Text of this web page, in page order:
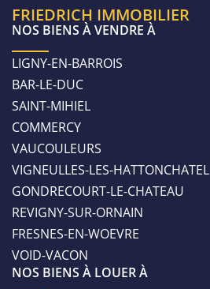
FRIEDRICH IMMOBILIER
NOS BIENS À VENDRE À
LIGNY-EN-BARROIS
BAR-LE-DUC
SAINT-MIHIEL
COMMERCY
VAUCOULEURS
VIGNEULLES-LES-HATTONCHATEL
GONDRECOURT-LE-CHATEAU
REVIGNY-SUR-ORNAIN
FRESNES-EN-WOEVRE
VOID-VACON
NOS BIENS À LOUER À